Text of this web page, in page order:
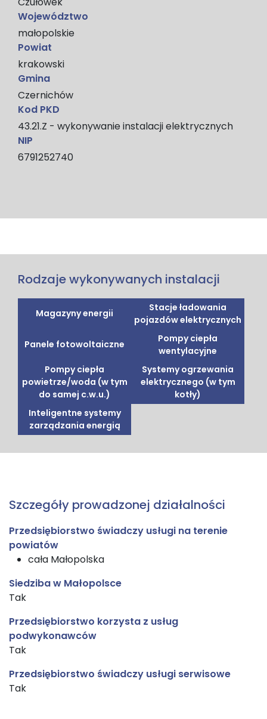
Województwo
małopolskie
Powiat
krakowski
Gmina
Czernichów
Kod PKD
43.21.Z - wykonywanie instalacji elektrycznych
NIP
6791252740
Rodzaje wykonywanych instalacji
Magazyny energii
Stacje ładowania
pojazdów elektrycznych
Panele fotowoltaiczne
Pompy ciepła
wentylacyjne
Pompy ciepła
powietrze/woda (w tym
do samej c.w.u.)
Systemy ogrzewania
elektrycznego (w tym
kotły)
Inteligentne systemy
zarządzania energią
Szczegóły prowadzonej działalności
Przedsiębiorstwo świadczy usługi na terenie
powiatów
cała Małopolska
Siedziba w Małopolsce
Tak
Przedsiębiorstwo korzysta z usług
podwykonawców
Tak
Przedsiębiorstwo świadczy usługi serwisowe
Tak